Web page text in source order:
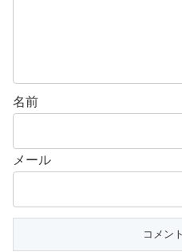
名前
メール